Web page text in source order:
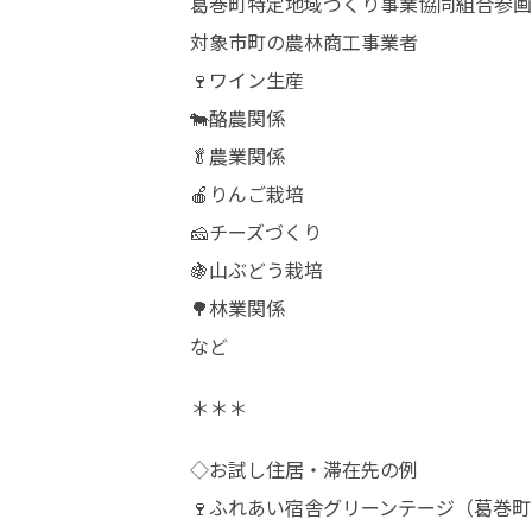
対象市町の農林商工事業者
🍷ワイン生産
🐄酪農関係
🥬農業関係
🍎りんご栽培
🧀チーズづくり
🍇山ぶどう栽培
🌳林業関係
など
＊＊＊
◇お試し住居・滞在先の例
🍷ふれあい宿舎グリーンテージ（葛巻町